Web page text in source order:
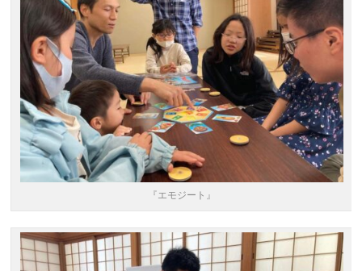
『エモジート』